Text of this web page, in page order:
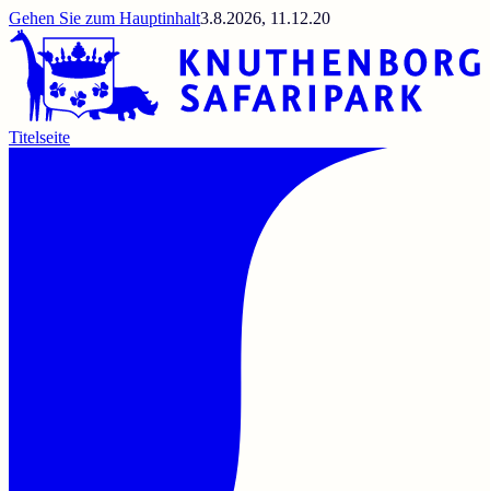
Gehen Sie zum Hauptinhalt3.8.2026, 11.12.20
Titelseite